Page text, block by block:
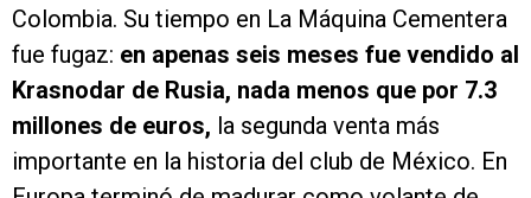
Colombia. Su tiempo en La Máquina Cementera
fue fugaz: en apenas seis meses fue vendido al
Krasnodar de Rusia, nada menos que por 7.3
millones de euros, la segunda venta más
importante en la historia del club de México. En